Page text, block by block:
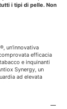
i tipi di pelle. Non
un'innovativa
efficacia
e inquinanti
Synergy, un
ad elevata
Growth Factor